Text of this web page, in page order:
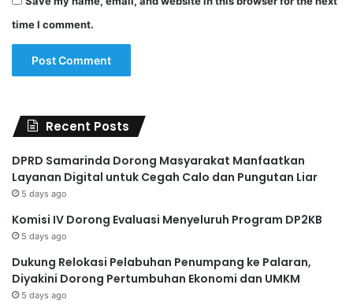
time I comment.
Recent Posts
DPRD Samarinda Dorong Masyarakat Manfaatkan
Layanan Digital untuk Cegah Calo dan Pungutan Liar
5 days ago
Komisi IV Dorong Evaluasi Menyeluruh Program DP2KB
5 days ago
Dukung Relokasi Pelabuhan Penumpang ke Palaran,
Diyakini Dorong Pertumbuhan Ekonomi dan UMKM
5 days ago